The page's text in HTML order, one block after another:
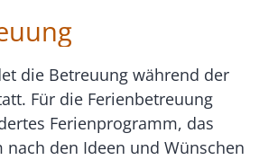
die Betreuung während der
Für die Ferienbetreuung
Ferienprogramm, das
nach den Ideen und Wünschen